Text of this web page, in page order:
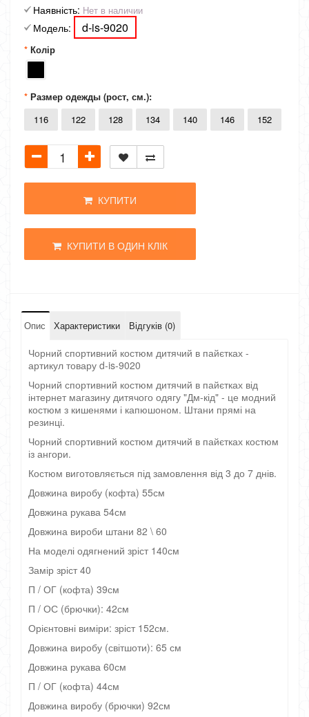
Наявність: Нет в наличии
Модель: d-is-9020
Колір
Размер одежды (рост, см.):
116
122 128 134 140 146 152
КУПИТИ
КУПИТИ В ОДИН КЛІК
Опис Характеристики Відгуків (0)
Чорний спортивний костюм дитячий в пайєтках -
артикул товару d-is-9020
Чорний спортивний костюм дитячий в пайєтках від
інтернет магазину дитячого одягу "Дм-кід" - це модний
костюм з кишенями і капюшоном. Штани прямі на
резинці.
Чорний спортивний костюм дитячий в пайєтках костюм
із ангори.
Костюм виготовляється під замовлення від 3 до 7 днів.
Довжина виробу (кофта) 55см
Довжина рукава 54см
Довжина вироби штани 82 \ 60
На моделі одягнений зріст 140см
Замір зріст 40
П / ОГ (кофта) 39см
П / ОС (брючки): 42см
Орієнтовні виміри: зріст 152см.
Довжина виробу (світшоти): 65 см
Довжина рукава 60см
П / ОГ (кофта) 44см
Довжина виробу (брючки) 92см